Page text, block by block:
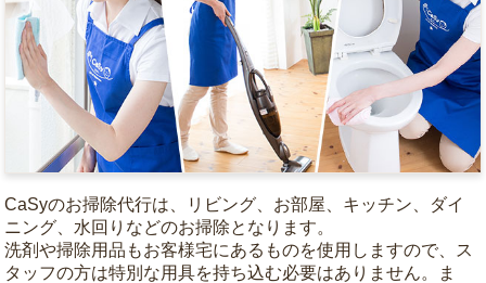
CaSyのお掃除代行は、リビング、お部屋、キッチン、ダイ
ニング、水回りなどのお掃除となります。
洗剤や掃除用品もお客様宅にあるものを使用しますので、ス
タッフの方は特別な用具を持ち込む必要はありません。ま